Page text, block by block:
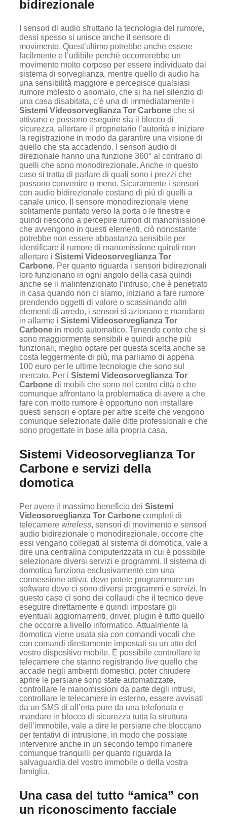
bidirezionale
I sensori di audio sfruttano la tecnologia del rumore,
dessi spesso si unisce anche il sensore di
movimento. Quest’ultimo potrebbe anche essere
facilmente e l’udibile perché occorrerebbe un
movimento molto corposo per essere individuato dal
sistema di sorveglianza, mentre quello di audio ha
una sensibilità maggiore e percepisce qualsiasi
rumore molesto o anomalo, che si ha nel silenzio di
una casa disabitata, c’è una di immediatamente i
Sistemi Videosorveglianza Tor Carbone che si
attivano e possono eseguire sia il blocco di
sicurezza, allertare il proprietario l’autorità e iniziare
la registrazione in modo da garantire una visione di
quello che sta accadendo. I sensori audio di
direzionale hanno una funzione 360° al contrario di
quelli che sono monodirezionale. Anche in questo
caso si tratta di parlare di quali sono i prezzi che
possono convenire o meno. Sicuramente i sensori
con audio bidirezionale costano di più di quelli a
canale unico. Il sensore monodirezionale viene
solitamente puntato verso la porta o le finestre e
quindi riescono a percepire rumori di manomissione
che avvengono in questi elementi, ciò nonostante
potrebbe non essere abbastanza sensibile per
identificare il rumore di manomissione quindi non
allertare i Sistemi Videosorveglianza Tor
Carbone. Per quanto riguarda i sensori bidirezionali
loro funzionano in ogni angolo della casa quindi
anche se il malintenzionato l’intruso, che è penetrato
in casa quando non ci siamo, iniziano a fare rumore
prendendo oggetti di valore o scassinando altri
elementi di arredo, i sensori si azionano e mandano
in allarme i Sistemi Videosorveglianza Tor
Carbone in modo automatico. Tenendo conto che si
sono maggiormente sensibili e quindi anche più
funzionali, meglio optare per questa scelta anche se
costa leggermente di più, ma parliamo di appena
100 euro per le ultime tecnologie che sono sul
mercato. Per i Sistemi Videosorveglianza Tor
Carbone di mobili che sono nel centro città o che
comunque affrontano la problematica di avere a che
fare con molto rumore è opportuno non installare
questi sensori e optare per altre scelte che vengono
comunque selezionate dalle ditte professionali e che
sono progettate in base alla propria casa.
Sistemi Videosorveglianza Tor
Carbone e servizi della
domotica
Per avere il massimo beneficio dei Sistemi
Videosorveglianza Tor Carbone completi di
telecamere wireless, sensori di movimento e sensori
audio bidirezionale o monodirezionale, occorre che
essi vengano collegati al sistema di domotica, vale a
dire una centralina computerizzata in cui è possibile
selezionare diversi servizi e programmi. Il sistema di
domotica funziona esclusivamente con una
connessione attiva, dove potete programmare un
software dove ci sono diversi programmi e servizi. In
questo caso ci sono dei collaudi che il tecnico deve
eseguire direttamente e quindi impostare gli
eventuali aggiornamenti, driver, plugin è tutto quello
che occorre a livello informatico. Attualmente la
domotica viene usata sia con comandi vocali che
con comandi direttamente impostati su un atto del
vostro dispositivo mobile. È possibile controllare le
telecamere che stanno registrando live quello che
accade negli ambienti domestici, poter chiudere
aprire le persiane sono state automatizzate,
controllare le manomissioni da parte degli intrusi,
controllare le telecamere in esterno, essere avvisati
da un SMS di all’erta pure da una telefonata e
mandare in blocco di sicurezza tutta la struttura
dell’immobile, vale a dire le persiane che bloccano
per tentativi di intrusione, in modo che possiate
intervenire anche in un secondo tempo rimanere
comunque tranquilli per quanto riguarda la
salvaguardia del vostro immobile o della vostra
famiglia.
Una casa del tutto “amica” con
un riconoscimento facciale